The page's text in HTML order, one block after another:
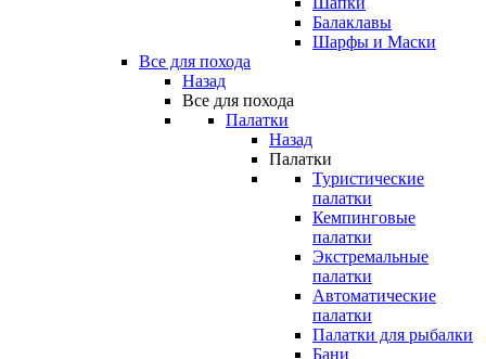
Балаклавы
Шарфы и Маски
Все для похода
Назад
Все для похода
Палатки
Назад
Палатки
Туристические
палатки
Кемпинговые
палатки
Экстремальные
палатки
Автоматические
палатки
Палатки для рыбалки
Бани